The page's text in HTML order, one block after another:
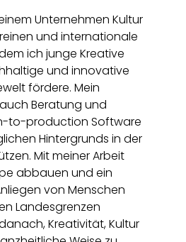
Unternehmen Kultur
und internationale
ich junge Kreative
und innovative
fördere. Mein
Beratung und
to-production Software
Hintergrunds in der
Mit meiner Arbeit
abbauen und ein
von Menschen
Landesgrenzen
Kreativität, Kultur